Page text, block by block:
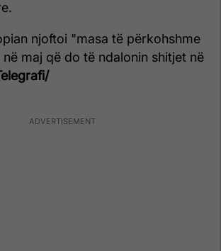
njoftoi "masa të përkohshme
maj që do të ndalonin shitjet në